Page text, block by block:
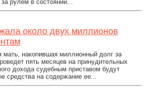
рулём в состоянии...
около двух миллионов
мать, накопившая миллионный долг за
пять месяцев на принудительных
дохода судебным приставом будут
средства на содержание ее...